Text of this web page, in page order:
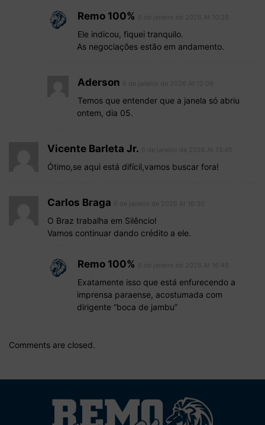
Remo 100%
Ele indicou, fiquei tranquilo.
As negociações estão em andamento.
Aderson
Temos que entender que a janela só abriu
ontem, dia 05.
Vicente Barleta Jr.
Ótimo,se aqui está difícil,vamos buscar fora!
Carlos Braga
O Braz trabalha em Silêncio!
Vamos continuar dando crédito a ele.
Remo 100%
Exatamente isso que está enfurecendo a
imprensa paraense, acostumada com
dirigente “boca de jambu”
Comments are closed.